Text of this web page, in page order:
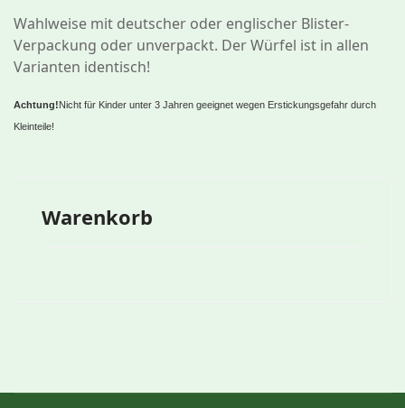
Wahlweise mit deutscher oder englischer Blister-
Verpackung oder unverpackt. Der Würfel ist in allen
Varianten identisch!
Achtung!Nicht für Kinder unter 3 Jahren geeignet wegen Erstickungsgefahr durch
Kleinteile!
Warenkorb